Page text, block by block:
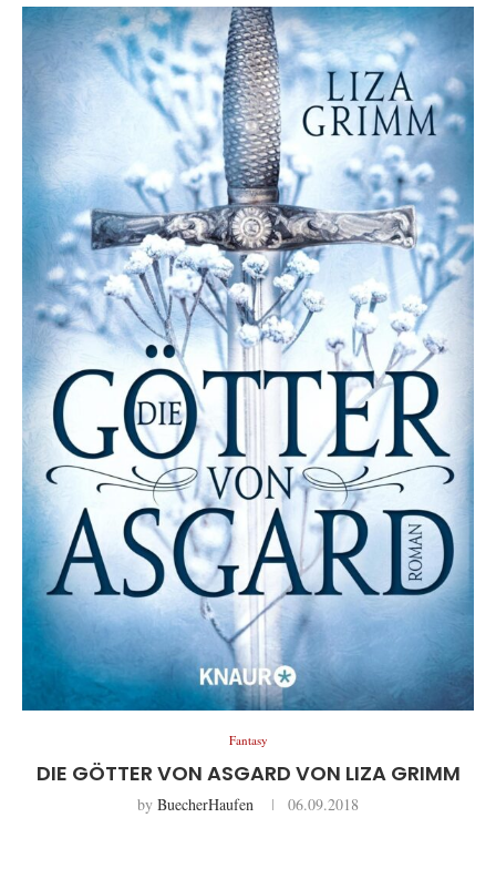
Fantasy
DIE GÖTTER VON ASGARD VON LIZA GRIMM
by BuecherHaufen 06.09.2018